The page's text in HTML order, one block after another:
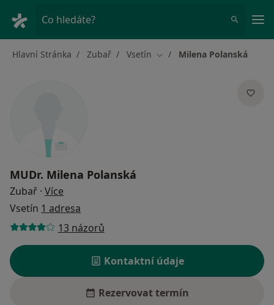
Co hledáte?
Hlavní Stránka Zubař Vsetín Změna města
Milena Polanská
MUDr. Milena Polanská
Zubař · Více
Vsetín 1 adresa
13 názorů
Kontaktní údaje
Rezervovat termín